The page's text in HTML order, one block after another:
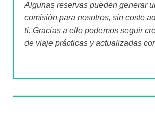
Algunas reservas pueden generar
comisión para nosotros, sin coste
ti. Gracias a ello podemos seguir
de viaje prácticas y actualizadas